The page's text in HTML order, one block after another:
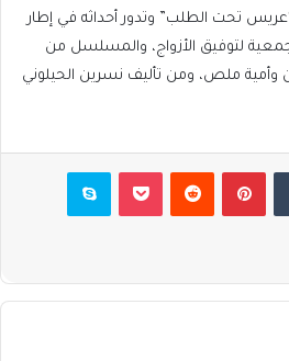
تحت الطلب” وتدور أحداثه في إطار
لتوفيق الأزواج، والمسلسل من
وأمية ملص، ومن تأليف نسرين الحيلوني
بينتيريست بوكيت سكايب